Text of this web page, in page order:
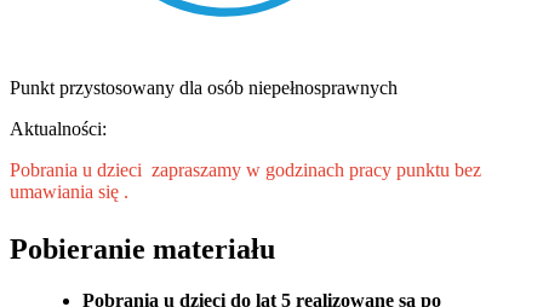
Punkt przystosowany dla osób niepełnosprawnych
Aktualności:
Pobrania u dzieci zapraszamy w godzinach pracy punktu bez
umawiania się .
Pobieranie materiału
Pobrania u dzieci do lat 5 realizowane są po